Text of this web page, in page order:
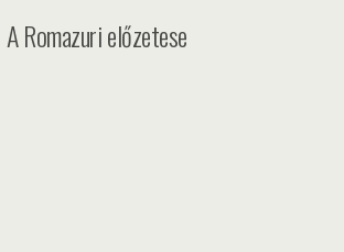
A Romazuri előzetese